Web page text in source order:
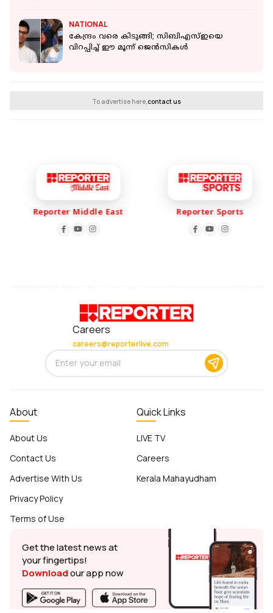
NATIONAL
കേന്ദ്രം വരെ കിടുങ്ങി; സിബിഎസ്ഇയെ
വിറപ്പിച്ച് ഈ മൂന്ന് ജെന്‍സികള്‍
To advertise here,contact us
Reporter Middle East Reporter Sports
Careers
careers@reporterlive.com
About
About Us
Contact Us
Advertise With Us
Privacy Policy
Terms of Use
Quick Links
LIVE TV
Careers
Kerala Mahayudham
Get the latest news at
your fingertips!
Downloadour app now